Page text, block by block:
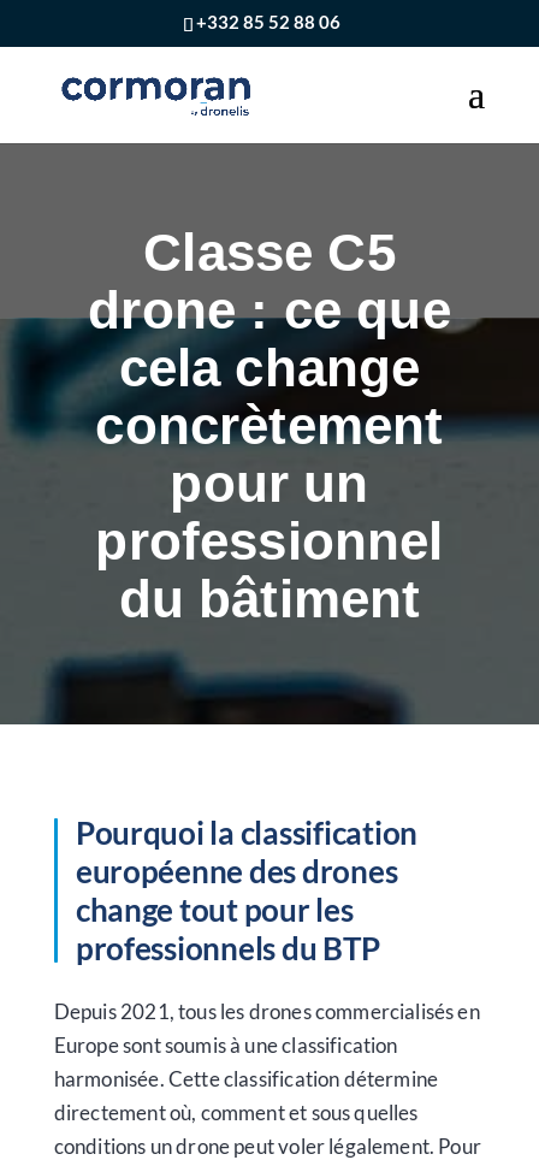
+332 85 52 88 06
Classe C5
drone : ce que
cela change
concrètement
pour un
professionnel
du bâtiment
Pourquoi la classification
européenne des drones
change tout pour les
professionnels du BTP
Depuis 2021, tous les drones commercialisés en
Europe sont soumis à une classification
harmonisée. Cette classification détermine
directement où, comment et sous quelles
conditions un drone peut voler légalement. Pour